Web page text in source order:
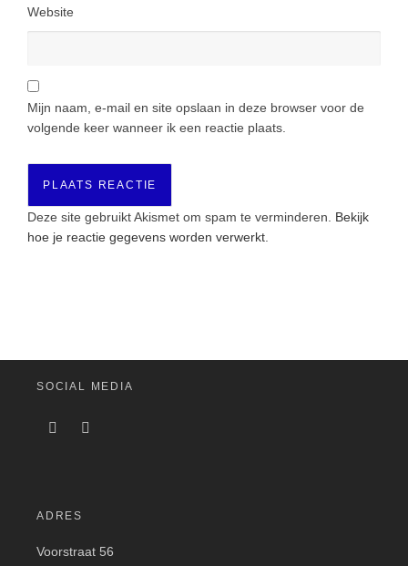
Website
Mijn naam, e-mail en site opslaan in deze browser voor de
volgende keer wanneer ik een reactie plaats.
Deze site gebruikt Akismet om spam te verminderen. Bekijk
hoe je reactie gegevens worden verwerkt
SOCIAL MEDIA
ADRES
Voorstraat 56